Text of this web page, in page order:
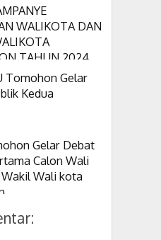
WALIKOTA DAN
TAHUN 2024
Tomohon Gelar
Kedua
Gelar Debat
Calon Wali
Wali kota